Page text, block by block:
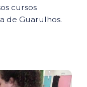
cursos
de Guarulhos.